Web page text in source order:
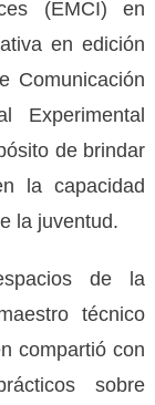
(EMCI) en
en edición
Comunicación
Experimental
de brindar
la capacidad
la juventud.
de la
técnico
compartió con
sobre